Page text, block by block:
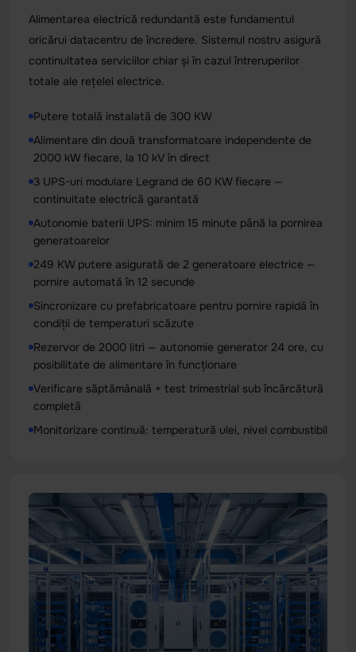
Alimentarea electrică redundantă este fundamentul
oricărui datacentru de încredere. Sistemul nostru asigură
continuitatea serviciilor chiar și în cazul întreruperilor
totale ale rețelei electrice.
Putere totală instalată de 300 KW
Alimentare din două transformatoare independente de
2000 kW fiecare, la 10 kV în direct
3 UPS-uri modulare Legrand de 60 KW fiecare —
continuitate electrică garantată
Autonomie baterii UPS: minim 15 minute până la pornirea
generatoarelor
249 KW putere asigurată de 2 generatoare electrice —
pornire automată în 12 secunde
Sincronizare cu prefabricatoare pentru pornire rapidă în
condiții de temperaturi scăzute
Rezervor de 2000 litri — autonomie generator 24 ore, cu
posibilitate de alimentare în funcționare
Verificare săptămânală + test trimestrial sub încărcătură
completă
Monitorizare continuă: temperatură ulei, nivel combustibil